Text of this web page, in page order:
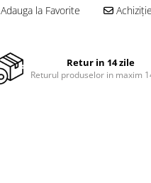
Adauga la Favorite
Retur in 14 zile
Returul produselor in maxim